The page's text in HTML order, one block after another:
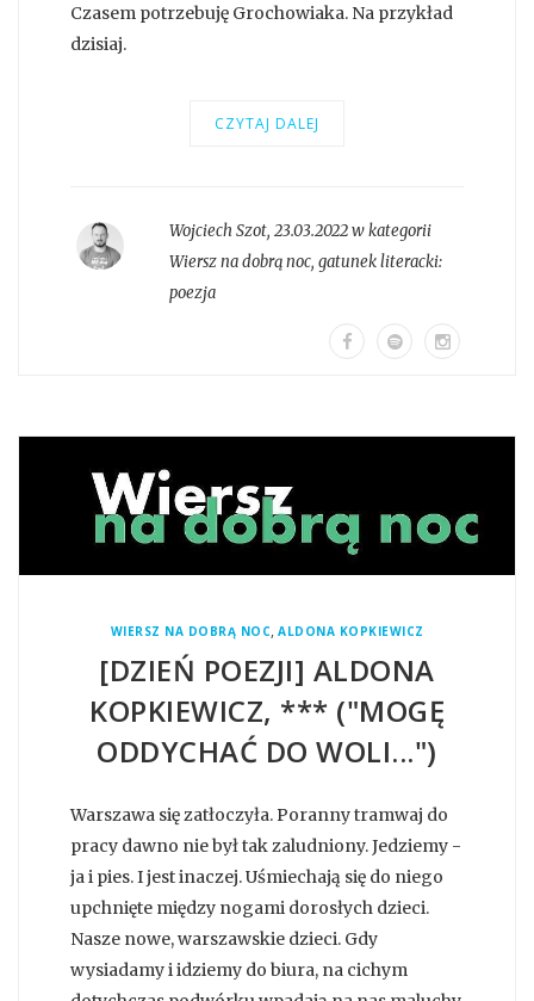
Czasem potrzebuję Grochowiaka. Na przykład
dzisiaj.
CZYTAJ DALEJ
Wojciech Szot, 23.03.2022 w kategorii
Wiersz na dobrą noc, gatunek literacki:
poezja
WIERSZ NA DOBRĄ NOC, ALDONA KOPKIEWICZ
[DZIEŃ POEZJI] ALDONA
KOPKIEWICZ, *** ("MOGĘ
ODDYCHAĆ DO WOLI...")
Warszawa się zatłoczyła. Poranny tramwaj do
pracy dawno nie był tak zaludniony. Jedziemy -
ja i pies. I jest inaczej. Uśmiechają się do niego
upchnięte między nogami dorosłych dzieci.
Nasze nowe, warszawskie dzieci. Gdy
wysiadamy i idziemy do biura, na cichym